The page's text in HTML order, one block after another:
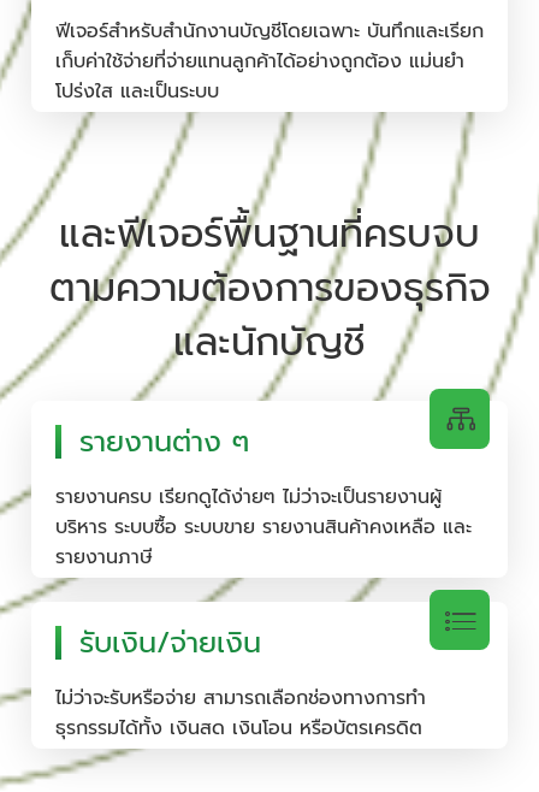
ฟีเจอร์สำหรับสำนักงานบัญชีโดยเฉพาะ บันทึกและเรียก
เก็บค่าใช้จ่ายที่จ่ายแทนลูกค้าได้อย่างถูกต้อง แม่นยำ
โปร่งใส และเป็นระบบ
และฟีเจอร์พื้นฐานที่ครบจบ
ตามความต้องการของธุรกิจ
และนักบัญชี
รายงานต่าง ๆ
รายงานครบ เรียกดูได้ง่ายๆ ไม่ว่าจะเป็นรายงานผู้
บริหาร ระบบซื้อ ระบบขาย รายงานสินค้าคงเหลือ และ
รายงานภาษี
รับเงิน/จ่ายเงิน
ไม่ว่าจะรับหรือจ่าย สามารถเลือกช่องทางการทำ
ธุรกรรมได้ทั้ง เงินสด เงินโอน หรือบัตรเครดิต